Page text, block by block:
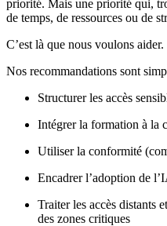
priorité. Mais une priorité qui,
de temps, de ressources ou de
C’est là que nous voulons aider.
Nos recommandations sont
Structurer les accès
Intégrer la formation à la
Utiliser la conformité
Encadrer l’adoption de
Traiter les accès distants
des zones critiques